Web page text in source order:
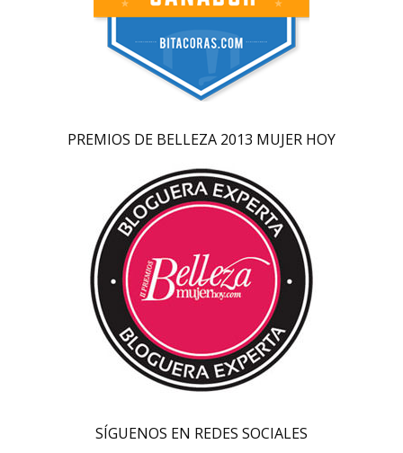
PREMIOS DE BELLEZA 2013 MUJER HOY
SÍGUENOS EN REDES SOCIALES